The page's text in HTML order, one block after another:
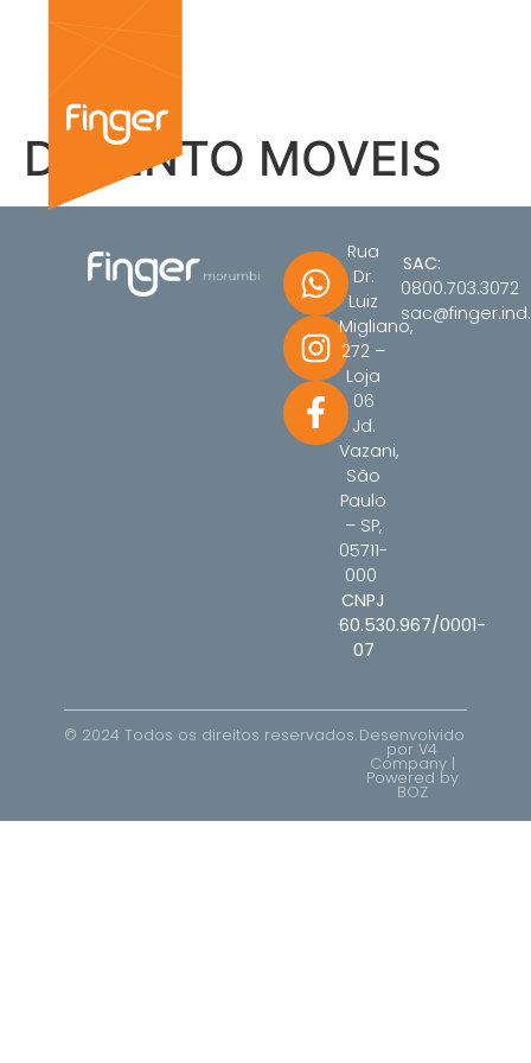
DI BENTO MOVEIS
SAC:
0800.703.3072
Rua
Dr.
Luiz
Migliano,
272 –
Loja
06
Jd.
Vazani,
São
Paulo
– SP,
05711-
000
CNPJ
60.530.967/0001-
07
© 2024 Todos os direitos reservados.Desenvolvido
por V4
Company |
Powered by
BOZ